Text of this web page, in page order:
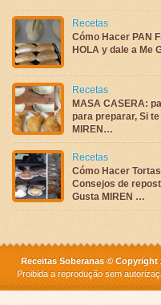
Recetas
Cómo Hacer PAN
HOLA y dale a Me
Recetas
MASA CASERA:
para preparar, Si
MIREN…
Recetas
Cómo Hacer
Consejos de
Gusta MIREN …
Receitas Soberanas © Copyright
Proibida a reprodução sem